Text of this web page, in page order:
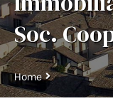
Soc.
Home